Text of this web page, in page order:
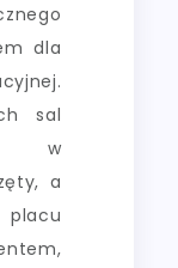
dla
sal
w
a